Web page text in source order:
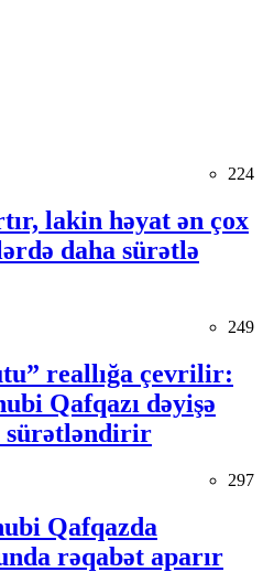
224
lakin həyat ən çox
daha sürətlə
249
reallığa çevrilir:
Qafqazı dəyişə
sürətləndirir
297
Qafqazda
rəqabət aparır